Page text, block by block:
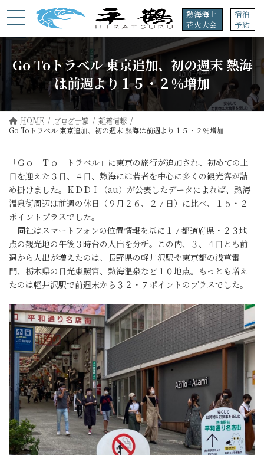
ン
へ
ス
プ
ビ
ョ
ン
動
熱海海上
花火大会
宿泊
予約
Go Toトラベル 東京追加、初の週末 熱海
は前週より１５・２％増加
HOME ブログ一覧
新着情報
Go Toトラベル 東京追加、初の週末 熱海は前週より１５・２％増加
「Ｇｏ Ｔｏ トラベル」に東京の旅行が追加され、初めての土
日を迎えた３日、４日、熱海には若者を中心に多くの観光客が詰
め掛けました。ＫＤＤＩ（au）が公表したデータによれば、熱海
温泉街周辺は前週の休日（９月２６、２７日）に比べ、１５・２
ポイントプラスでした。
同社はスマートフォンの位置情報を基に１７都道府県・２３地
点の観光地の午後３時台の人出を分析。この内、３、４日とも前
週から人出が増えたのは、長野県の軽井沢駅や東京都の浅草雷
門、栃木県の日光東照宮、熱海温泉など１０地点。もっとも増え
たのは軽井沢駅で前週末から３２・７ポイントのプラスでした。